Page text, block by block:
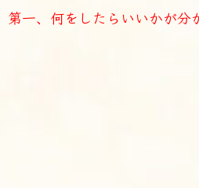
第一、何をしたらいいかが分